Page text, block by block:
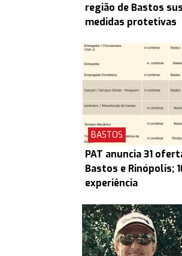
região de Bastos
medidas protetivas
BASTOS
PAT anuncia 31
Bastos e Rinópolis;
experiência